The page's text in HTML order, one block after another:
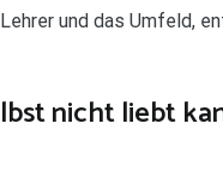
und das Umfeld,
nicht liebt